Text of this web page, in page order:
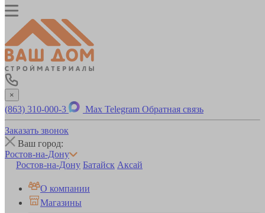
×
(863) 310-000-3 Max Telegram Обратная связь
Заказать звонок
Ваш город:
Ростов-на-Дону
Ростов-на-Дону Батайск Аксай
О компании
Магазины